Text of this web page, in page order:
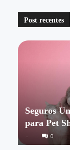
Post recentes
Seguros
para Pet
- 0